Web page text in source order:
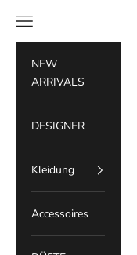
Menü
NEW
ARRIVALS
DESIGNER
Kleidung
Accessoires